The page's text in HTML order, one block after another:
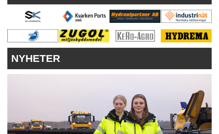
KONTAKT
VÅRA ANDRA MAGASIN
PRENUMERERA
ANNONSERA
NYHETER